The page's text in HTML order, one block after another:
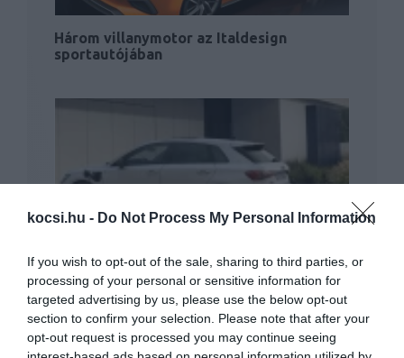
kocsi.hu - Do Not Process My Personal Information
If you wish to opt-out of the sale, sharing to third parties, or
processing of your personal or sensitive information for
targeted advertising by us, please use the below opt-out
section to confirm your selection. Please note that after your
opt-out request is processed you may continue seeing
Három villanymotor az Italdesign
sportautójában